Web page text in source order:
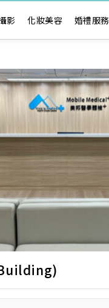
影 化妝美容 婚禮服務